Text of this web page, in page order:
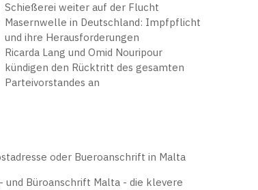
Schießerei weiter auf der Flucht
Masernwelle in Deutschland: Impfpflicht
und ihre Herausforderungen
Ricarda Lang und Omid Nouripour
kündigen den Rücktritt des gesamten
Parteivorstandes an
und Büroanschrift Malta - die klevere